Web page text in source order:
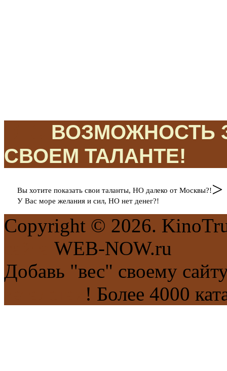
ВОЗМОЖНОСТЬ
СВОЕМ ТАЛАНТЕ!
Вы хотите показать свои таланты, НО далеко от Москвы?!
У Вас море желания и сил, НО нет денег?!
>
Copyright © 2026.
WEB-NOW.ru
Добавь "вес" своему
! Более 4000